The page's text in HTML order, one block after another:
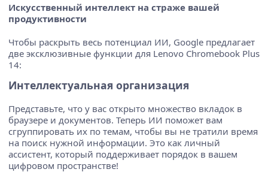
Искусственный интеллект на страже вашей
продуктивности
Чтобы раскрыть весь потенциал ИИ, Google предлагает
две эксклюзивные функции для Lenovo Chromebook Plus
14:
Интеллектуальная организация
Представьте, что у вас открыто множество вкладок в
браузере и документов. Теперь ИИ поможет вам
сгруппировать их по темам, чтобы вы не тратили время
на поиск нужной информации. Это как личный
ассистент, который поддерживает порядок в вашем
цифровом пространстве!